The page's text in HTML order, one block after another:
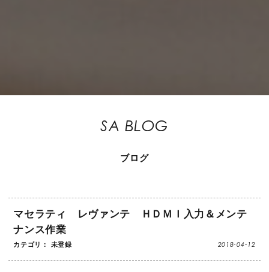
SA BLOG
ブログ
マセラティ レヴァンテ ＨＤＭＩ入力＆メンテ
ナンス作業
カテゴリ： 未登録 2018-04-12